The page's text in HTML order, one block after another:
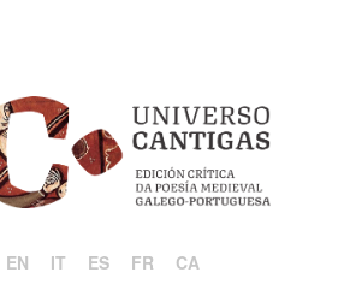
EN IT ES FR CA